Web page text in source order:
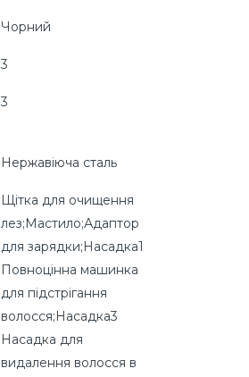
Чорний
3
3
Нержавіюча сталь
Щітка для очищення
лез;Мастило;Адаптор
для зарядки;Насадка1
Повноцінна машинка
для підстрігання
волосся;Насадка3
Насадка для
видалення волосся в